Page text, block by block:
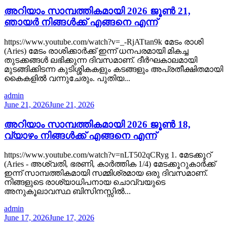
അറിയാം സാമ്പത്തികമായി 2026 ജൂൺ 21,
ഞായർ നിങ്ങൾക്ക് എങ്ങനെ എന്ന്
https://www.youtube.com/watch?v=_-RjATtan9k മേടം രാശി
(Aries) മേടം രാശിക്കാർക്ക് ഇന്ന് ധനപരമായി മികച്ച
തുടക്കങ്ങൾ ലഭിക്കുന്ന ദിവസമാണ്. ദീർഘകാലമായി
മുടങ്ങിക്കിടന്ന കുടിശ്ശികകളും കടങ്ങളും അപ്രതീക്ഷിതമായി
കൈകളിൽ വന്നുചേരും. പുതിയ...
admin
June 21, 2026June 21, 2026
അറിയാം സാമ്പത്തികമായി 2026 ജൂൺ 18,
വ്യാഴം നിങ്ങൾക്ക് എങ്ങനെ എന്ന്
https://www.youtube.com/watch?v=nLT502qCRyg 1. മേടക്കൂറ്
(Aries - അശ്വതി, ഭരണി, കാർത്തിക 1/4) മേടക്കൂറുകാർക്ക്
ഇന്ന് സാമ്പത്തികമായി സമ്മിശ്രമായ ഒരു ദിവസമാണ്.
നിങ്ങളുടെ രാശ്യാധിപനായ ചൊവ്വയുടെ
അനുകൂലാവസ്ഥ ബിസിനസ്സിൽ...
admin
June 17, 2026June 17, 2026